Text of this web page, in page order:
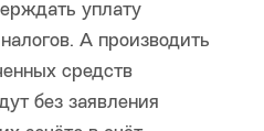
уплату
А производить
средств
без заявления